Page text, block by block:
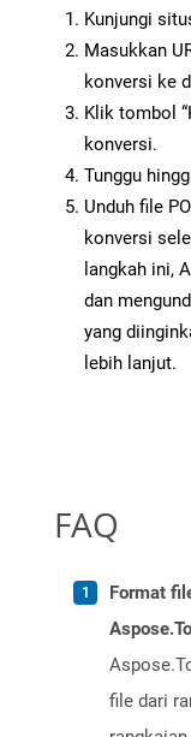
Kunjungi
Masukkan
konversi ke
Klik tombol
konversi.
Tunggu
Unduh file
konversi
langkah ini,
dan
yang
lebih lanjut.
FAQ
Format
file dari